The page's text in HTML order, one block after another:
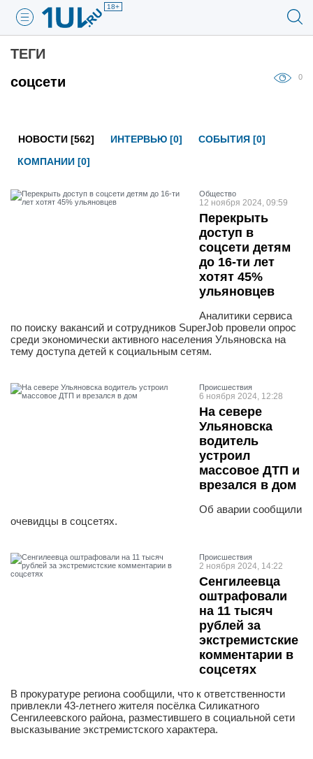
18+
ТЕГИ
соцсети
0
НОВОСТИ [562] ИНТЕРВЬЮ [0]
СОБЫТИЯ [0]
КОМПАНИИ [0]
Общество
12 ноября 2024, 09:59
Перекрыть
доступ в
соцсети детям
до 16-ти лет
хотят 45%
ульяновцев
Аналитики сервиса
по поиску вакансий и сотрудников SuperJob провели опрос
среди экономически активного населения Ульяновска на
тему доступа детей к социальным сетям.
Проиcшествия
6 ноября 2024, 12:28
На севере
Ульяновска
водитель
устроил
массовое ДТП и
врезался в дом
Об аварии сообщили
очевидцы в соцсетях.
Проиcшествия
2 ноября 2024, 14:22
Сенгилеевца
оштрафовали
на 11 тысяч
рублей за
экстремистские
комментарии в
соцсетях
В прокуратуре региона сообщили, что к ответственности
привлекли 43-летнего жителя посёлка Силикатного
Сенгилеевского района, разместившего в социальной сети
высказывание экстремистского характера.